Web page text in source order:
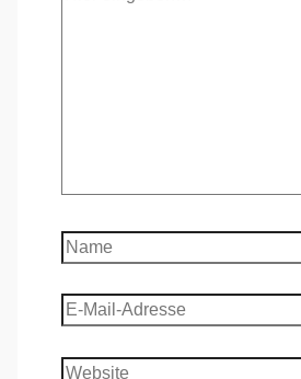
Name
E-
Mail-
Adresse
Website